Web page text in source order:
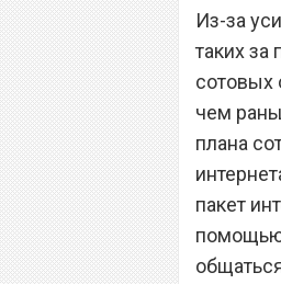
Из-за
таких за
сотовых
чем
плана
пакет
помощью